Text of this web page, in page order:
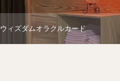
ウィズダムオラクルカード